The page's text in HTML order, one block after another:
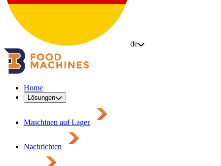
de
Home
Lösungen
Maschinen auf Lager
Nachrichten